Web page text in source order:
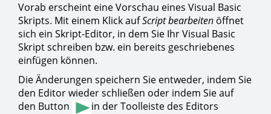
Vorab erscheint eine Vorschau eines Visual Basic
Skripts. Mit einem Klick aufScript bearbeiten öffnet
sich ein Skript-Editor, in dem Sie Ihr Visual Basic
Skript schreiben bzw. ein bereits geschriebenes
einfügen können.
Die Änderungen speichern Sie entweder, indem Sie
den Editor wieder schließen oder indem Sie auf
den Button
in der Toolleiste des Editors